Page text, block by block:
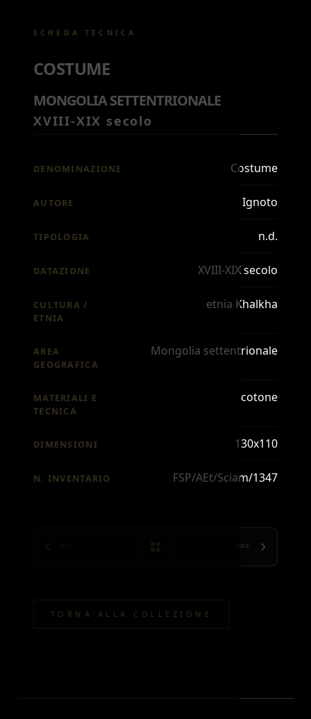
SCHEDA TECNICA
COSTUME
MONGOLIA SETTENTRIONALE
XVIII-XIX secolo
DENOMINAZIONE Costume
AUTORE Ignoto
TIPOLOGIA n.d.
DATAZIONE XVIII-XIX secolo
CULTURA /
ETNIA
etnia Khalkha
AREA
GEOGRAFICA
Mongolia settentrionale
MATERIALI E
TECNICA
cotone
DIMENSIONI 130x110
N. INVENTARIO FSP/AEt/Sciam/1347
SUCC.
TORNA ALLA COLLEZIONE